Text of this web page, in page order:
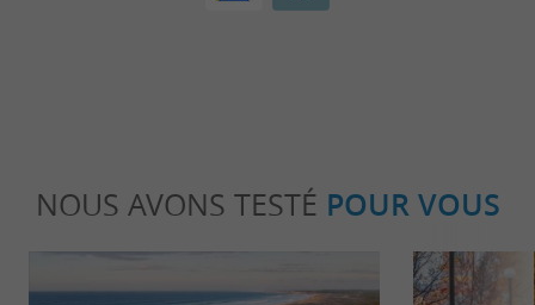
NOUS AVONS TESTÉ POUR VOUS